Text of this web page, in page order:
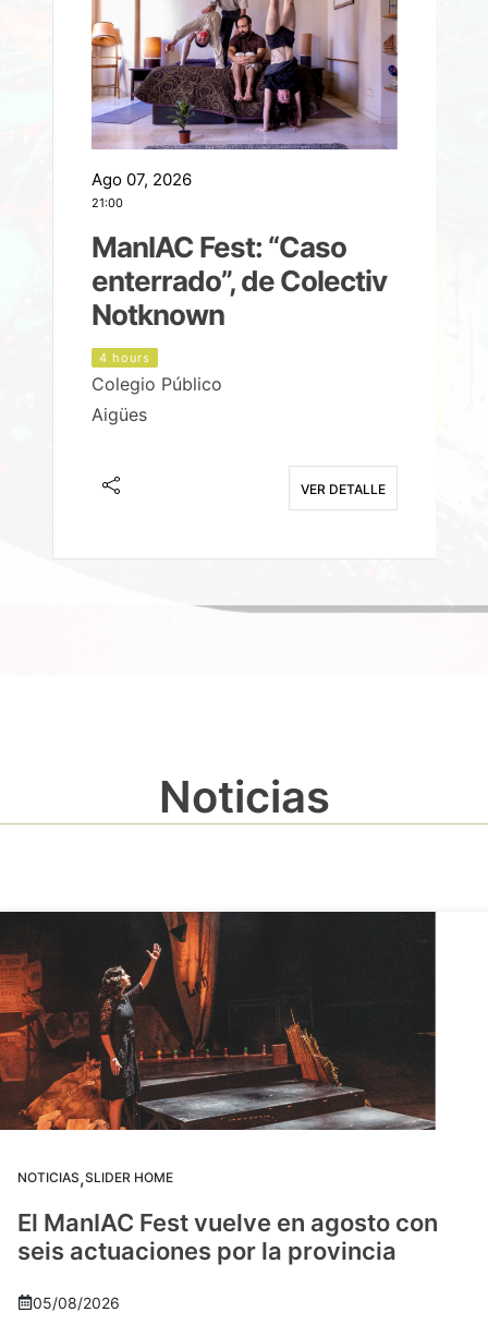
Ago 07, 2026
21:00
ManIAC Fest: “Caso
enterrado”, de Colectiv
Notknown
4 hours
Colegio Público
Aigües
VER DETALLE
Noticias
NOTICIAS,SLIDER HOME
El ManIAC Fest vuelve en agosto con
seis actuaciones por la provincia
05/08/2026